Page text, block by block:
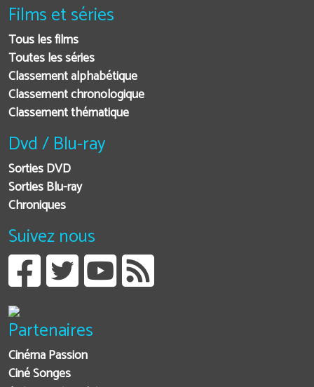
Films et séries
Tous les films
Toutes les séries
Classement alphabétique
Classement chronologique
Classement thématique
Dvd / Blu-ray
Sorties DVD
Sorties Blu-ray
Chroniques
Suivez nous
Partenaires
Cinéma Passion
Ciné Songes